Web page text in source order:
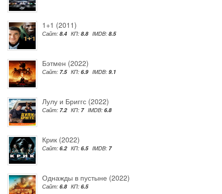
1+1 (2011)
Сайт: 8.4 КП: 8.8 IMDB: 8.5
Бэтмен (2022)
Сайт: 7.5 КП: 6.9 IMDB: 9.1
Лулу и Бриггс (2022)
Сайт: 7.2 КП: 7 IMDB: 6.8
Крик (2022)
Сайт: 6.2 КП: 6.5 IMDB: 7
Однажды в пустыне (2022)
Сайт: 6.8 КП: 6.5